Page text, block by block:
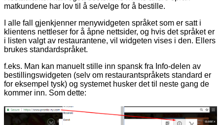
matkundene har lov til å se/velge for å bestille.
I alle fall gjenkjenner menywidgeten språket som er satt i
klientens nettleser for å åpne nettsider, og hvis det språket er
i listen valgt av restaurantene, vil widgeten vises i den. Ellers
brukes standardspråket.
f.eks. Man kan manuelt stille inn spansk fra Info-delen av
bestillingswidgeten (selv om restaurantspråkets standard er
for eksempel tysk) og systemet husker det til neste gang de
kommer inn. Som dette: